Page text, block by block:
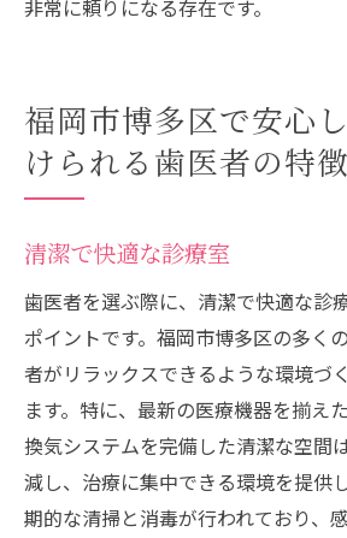
非常に頼りになる存在です。
福岡市博多区で安心
けられる歯医者の特徴
清潔で快適な診療室
歯医者を選ぶ際に、清潔で快適な診
ポイントです。福岡市博多区の多く
者がリラックスできるような環境づ
ます。特に、最新の医療機器を揃え
換気システムを完備した清潔な空間
減し、治療に集中できる環境を提供
期的な清掃と消毒が行われており、